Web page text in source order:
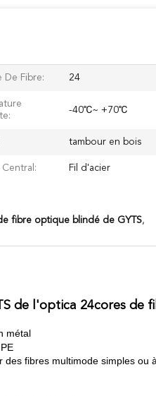
De Fibre: 24
-40℃~ +70℃
tambour en bois
Fil d'acier
fibre optique blindé de GYTS,
de l'optica 24cores de
métal
fibres multimode simples ou